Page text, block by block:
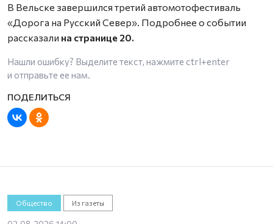
В Вельске завершился третий автомотофестиваль
«Дорога на Русский Север». Подробнее о событии
рассказали на странице 20.
Нашли ошибку? Выделите текст, нажмите ctrl+enter
и отправьте ее нам.
Общество Из газеты